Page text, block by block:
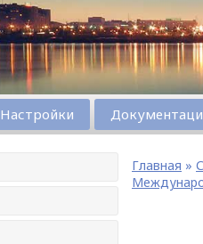
Настройки
Главная »